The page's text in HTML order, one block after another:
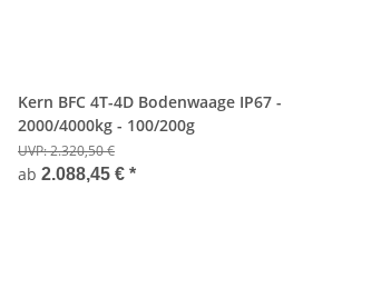
Kern BFC 4T-4D Bodenwaage IP67 -
2000/4000kg - 100/200g
UVP:2.320,50 €
ab 2.088,45 € *